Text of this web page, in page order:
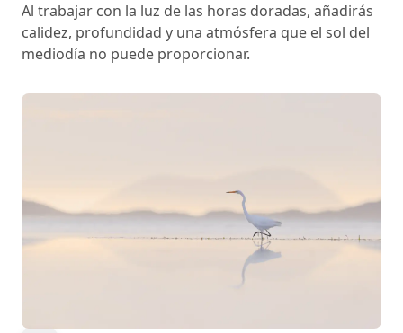
Al trabajar con la luz de las horas doradas, añadirás
calidez, profundidad y una atmósfera que el sol del
mediodía no puede proporcionar.